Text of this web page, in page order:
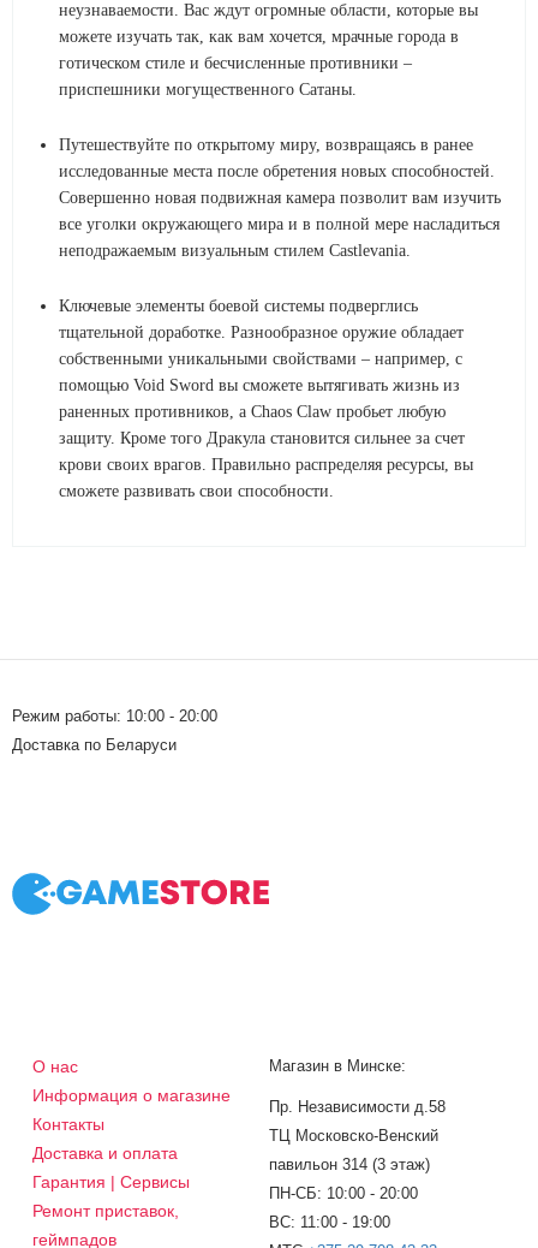
неузнаваемости. Вас ждут огромные области, которые вы
можете изучать так, как вам хочется, мрачные города в
готическом стиле и бесчисленные противники –
приспешники могущественного Сатаны.
Путешествуйте по открытому миру, возвращаясь в ранее
исследованные места после обретения новых способностей.
Совершенно новая подвижная камера позволит вам изучить
все уголки окружающего мира и в полной мере насладиться
неподражаемым визуальным стилем Castlevania.
Ключевые элементы боевой системы подверглись
тщательной доработке. Разнообразное оружие обладает
собственными уникальными свойствами – например, с
помощью Void Sword вы сможете вытягивать жизнь из
раненных противников, а Chaos Claw пробьет любую
защиту. Кроме того Дракула становится сильнее за счет
крови своих врагов. Правильно распределяя ресурсы, вы
сможете развивать свои способности.
Режим работы: 10:00 - 20:00
Доставка по Беларуси
О нас
Информация о магазине
Контакты
Доставка и оплата
Гарантия | Сервисы
Ремонт приставок,
геймпадов
Магазин в Минске:
Пр. Независимости д.58
ТЦ Московско-Венский
павильон 314 (3 этаж)
ПН-СБ: 10:00 - 20:00
ВС: 11:00 - 19:00